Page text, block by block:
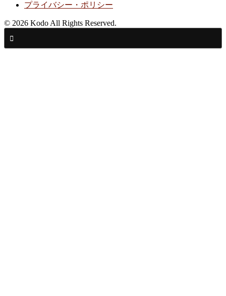
プライバシー・ポリシー
© 2026 Kodo All Rights Reserved.